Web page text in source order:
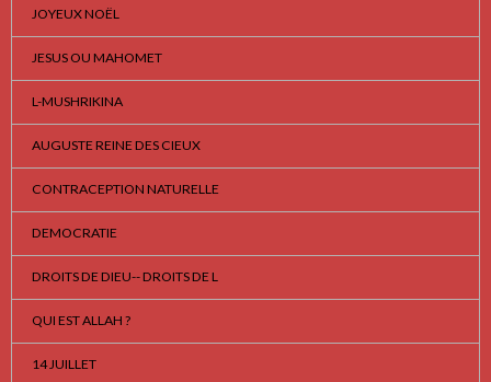
JOYEUX NOËL
JESUS OU MAHOMET
L-MUSHRIKINA
AUGUSTE REINE DES CIEUX
CONTRACEPTION NATURELLE
DEMOCRATIE
DROITS DE DIEU-- DROITS DE L
QUI EST ALLAH ?
14 JUILLET